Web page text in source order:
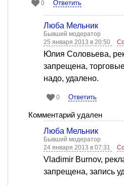
0 Ответить
Люба Мельник
Бывший модератор
25 января 2013 в 20:50
Юлия Соловьева,
запрещена,
надо, удалено.
0 Ответить
Комментарий удален
Люба Мельник
Бывший модератор
24 января 2013 в 07:31
Vladimir Burnov,
запрещена, запись